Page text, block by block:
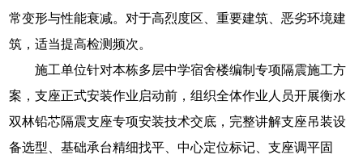
常变形与性能衰减。对于高烈度区、重要建筑、恶劣环境建
筑，适当提高检测频次。
施工单位针对本栋多层中学宿舍楼编制专项隔震施工方
案，支座正式安装作业启动前，组织全体作业人员开展衡水
双林铅芯隔震支座专项安装技术交底，完整讲解支座吊装设
备选型、基础承台精细找平、中心定位标记、支座调平固